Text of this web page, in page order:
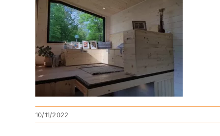
10/11/2022